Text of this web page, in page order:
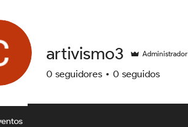
artivismo3 Administrador
0 seguidores 0 seguidos